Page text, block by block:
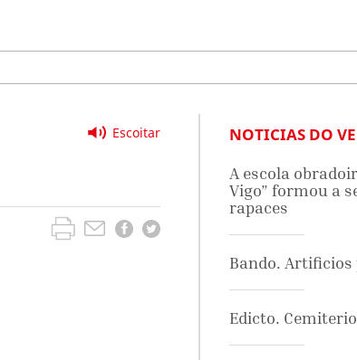
Escoitar NOTICIAS DO
A escola
Vigo” formou a
rapaces
Bando.
Edicto.